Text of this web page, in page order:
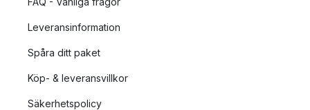
Leveransinformation
Spåra ditt paket
Köp- & leveransvillkor
Säkerhetspolicy